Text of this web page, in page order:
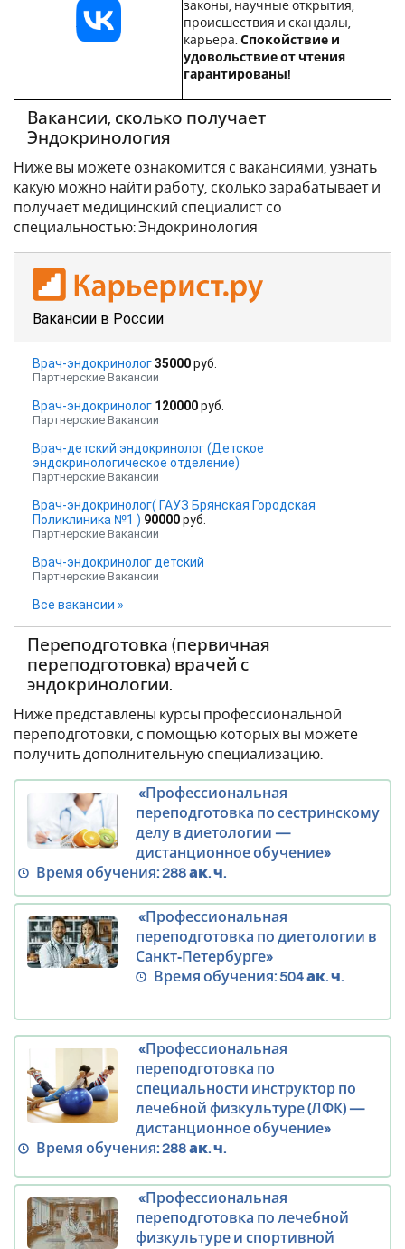
законы, научные открытия,
происшествия и скандалы,
карьера. Спокойствие и
удовольствие от чтения
гарантированы!
Вакансии, сколько получает
Эндокринология
Ниже вы можете ознакомится с вакансиями, узнать
какую можно найти работу, сколько зарабатывает и
получает медицинский специалист со
специальностью: Эндокринология
Вакансии в России
Врач-эндокринолог35000руб.
Партнерские Вакансии
Врач-эндокринолог 120000руб.
Партнерские Вакансии
Врач-детский эндокринолог (Детское
эндокринологическое отделение)
Партнерские Вакансии
Врач-эндокринолог( ГАУЗ Брянская Городская
Поликлиника №1 ) 90000руб.
Партнерские Вакансии
Врач-эндокринолог детский
Партнерские Вакансии
Все вакансии »
Переподготовка (первичная
переподготовка) врачей с
эндокринологии.
Ниже представлены курсы профессиональной
переподготовки, с помощью которых вы можете
получить дополнительную специализацию.
«Профессиональная
переподготовка по сестринскому
делу в диетологии —
дистанционное обучение»
Время обучения:288 ак. ч.
«Профессиональная
переподготовка по диетологии в
Санкт‑Петербурге»
Время обучения:504 ак. ч.
«Профессиональная
переподготовка по
специальности инструктор по
лечебной физкультуре (ЛФК) —
дистанционное обучение»
Время обучения:288 ак. ч.
«Профессиональная
переподготовка по лечебной
физкультуре и спортивной